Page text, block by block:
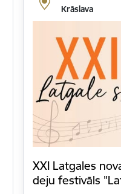
Krāslava
XXI Latgales
deju festivāls